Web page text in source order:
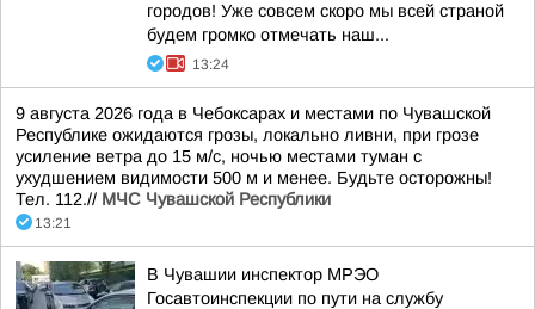
городов! Уже совсем скоро мы всей страной
будем громко отмечать наш...
13:24
9 августа 2026 года в Чебоксарах и местами по Чувашской
Республике ожидаются грозы, локально ливни, при грозе
усиление ветра до 15 м/с, ночью местами туман с
ухудшением видимости 500 м и менее. Будьте осторожны!
Тел. 112.// МЧС Чувашской Республики
13:21
В Чувашии инспектор МРЭО
Госавтоинспекции по пути на службу